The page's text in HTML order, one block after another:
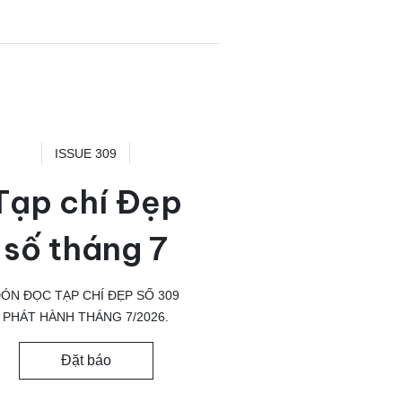
ISSUE 309
chí Đẹp
số tháng 7
ĐỌC TẠP CHÍ ĐẸP SỐ 309
PHÁT HÀNH THÁNG 7/2026.
Đặt báo